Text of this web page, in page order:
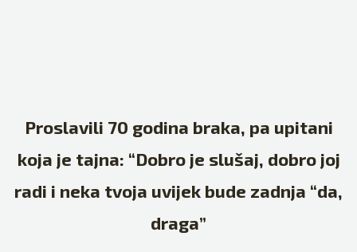
Proslavili 70 godina braka, pa upitani
koja je tajna: “Dobro je slušaj, dobro joj
radi i neka tvoja uvijek bude zadnja “da,
draga”